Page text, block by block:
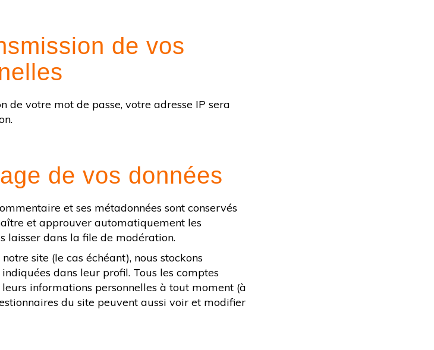
de vos
de votre mot de passe, votre adresse IP sera
de vos données
et ses métadonnées sont conservés
et approuver automatiquement les
laisser dans la file de modération.
site (le cas échéant), nous stockons
dans leur profil. Tous les comptes
informations personnelles à tout moment (à
du site peuvent aussi voir et modifier